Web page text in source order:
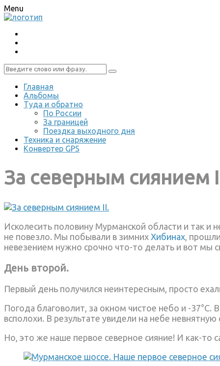
Menu
Главная
Альбомы
Туда и обратно
По России
За границей
Поездка выходного дня
Техника и снаряжение
Конвертер GPS
За северным
Исколесить половину Мурманской области и так и
не повезло. Мы побывали в зимних Хибинах ,
невезением нужно срочно что-то делать и вот мы
День второй.
Первый день получился неинтересным, просто
Погода благоволит, за окном чистое небо и -37°С.
всполохи. В результате увидели на небе
Но, это же наше первое северное сияние! И как-то